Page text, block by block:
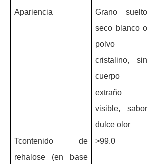
Apariencia
Grano suelto
seco blanco o
polvo
cristalino, sin
cuerpo
extraño
visible, sabor
dulce olor
Tcontenido de
rehalose (en base
>99.0